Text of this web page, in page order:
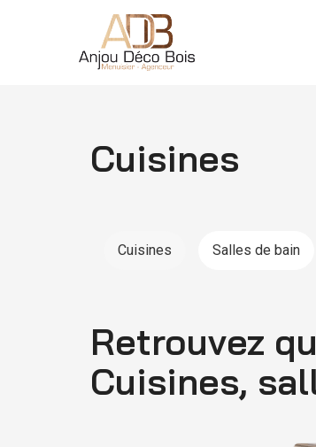
Cuisines
Cuisines Salles de bain
Retrouvez
Cuisines,